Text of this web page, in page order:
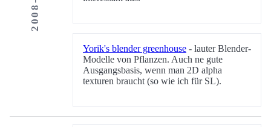
Yorik's blender greenhouse - lauter Blender-
Modelle von Pflanzen. Auch ne gute
Ausgangsbasis, wenn man 2D alpha
texturen braucht (so wie ich für SL).